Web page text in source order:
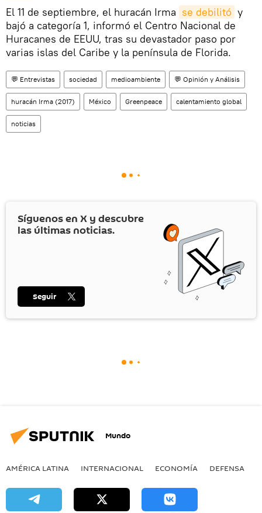
El 11 de septiembre, el huracán Irma se debilitó y
bajó a categoría 1, informó el Centro Nacional de
Huracanes de EEUU, tras su devastador paso por
varias islas del Caribe y la península de Florida.
💬 Entrevistas sociedad medioambiente 💬 Opinión y Análisis
huracán Irma (2017) México Greenpeace calentamiento global
noticias
Síguenos en X y descubre
las últimas noticias.
Seguir
Mundo
AMÉRICA LATINA INTERNACIONAL ECONOMÍA DEFENSA